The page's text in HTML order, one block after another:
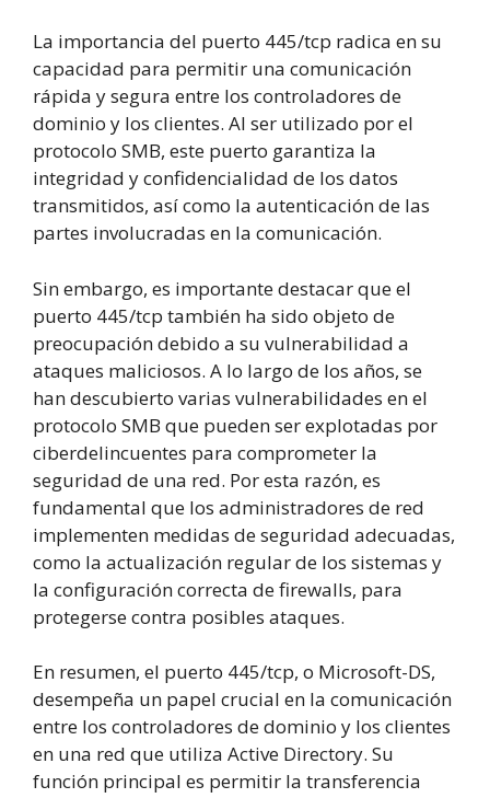
La importancia del puerto 445/tcp radica en su
capacidad para permitir una comunicación
rápida y segura entre los controladores de
dominio y los clientes. Al ser utilizado por el
protocolo SMB, este puerto garantiza la
integridad y confidencialidad de los datos
transmitidos, así como la autenticación de las
partes involucradas en la comunicación.
Sin embargo, es importante destacar que el
puerto 445/tcp también ha sido objeto de
preocupación debido a su vulnerabilidad a
ataques maliciosos. A lo largo de los años, se
han descubierto varias vulnerabilidades en el
protocolo SMB que pueden ser explotadas por
ciberdelincuentes para comprometer la
seguridad de una red. Por esta razón, es
fundamental que los administradores de red
implementen medidas de seguridad adecuadas,
como la actualización regular de los sistemas y
la configuración correcta de firewalls, para
protegerse contra posibles ataques.
En resumen, el puerto 445/tcp, o Microsoft-DS,
desempeña un papel crucial en la comunicación
entre los controladores de dominio y los clientes
en una red que utiliza Active Directory. Su
función principal es permitir la transferencia